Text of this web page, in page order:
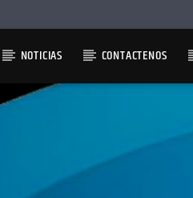
NOTICIAS CONTACTENOS